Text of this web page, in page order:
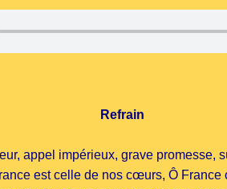
Refrain
appel impérieux, grave promesse,
est celle de nos cœurs, Ô France